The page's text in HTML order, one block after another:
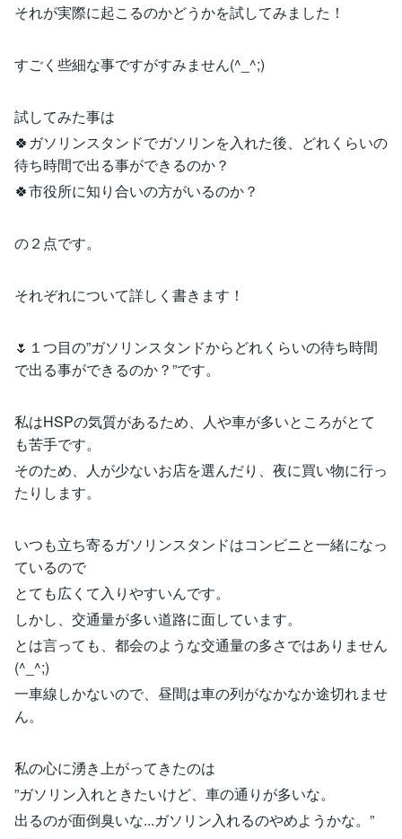
それが実際に起こるのかどうかを試してみました！
すごく些細な事ですがすみません(^_^;)
試してみた事は
🍀ガソリンスタンドでガソリンを入れた後、どれくらいの
待ち時間で出る事ができるのか？
🍀市役所に知り合いの方がいるのか？
の２点です。
それぞれについて詳しく書きます！
🌷１つ目の”ガソリンスタンドからどれくらいの待ち時間
で出る事ができるのか？”です。
私はHSPの気質があるため、人や車が多いところがとて
も苦手です。
そのため、人が少ないお店を選んだり、夜に買い物に行っ
たりします。
いつも立ち寄るガソリンスタンドはコンビニと一緒になっ
ているので
とても広くて入りやすいんです。
しかし、交通量が多い道路に面しています。
とは言っても、都会のような交通量の多さではありません
(^_^;)
一車線しかないので、昼間は車の列がなかなか途切れませ
ん。
私の心に湧き上がってきたのは
”ガソリン入れときたいけど、車の通りが多いな。
出るのが面倒臭いな...ガソリン入れるのやめようかな。”